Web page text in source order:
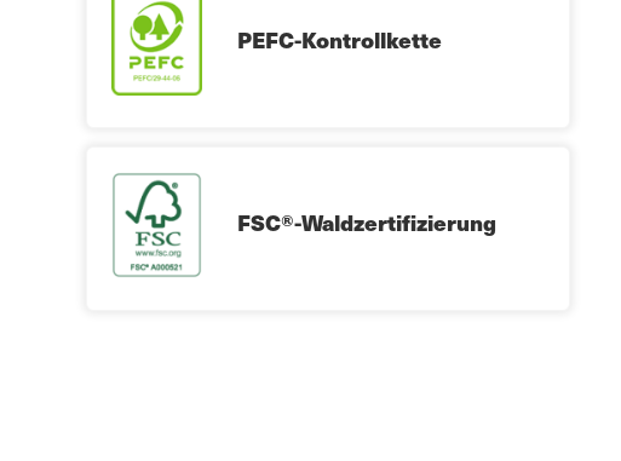
PEFC-Kontrollkette
FSC®-Waldzertifizierung